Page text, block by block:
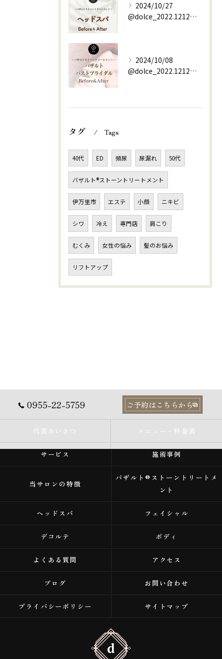
2024/10/27
@dolce_2022.1212⇚他の投稿はこちらから
2024/10/08
@dolce_2022.1212⇚他の投稿はこちらから
タグ Tags
40代 ED 頻尿 尿漏れ 50代
バザルト®ストーントリートメント
伊万里市 エステ 小顔 ニキビ
シワ 冷え 専門店 肩こり
むくみ 女性の悩み 髪のお悩み
リフトアップ
0955-22-5759 ご予約はこちらから
代表あいさつ メニュー・料金表
サービス 施術事例
当サロンの特徴
バザルト®ストーントリートメ
ント
ヘッドスパ フェイシャル
デコルテ ボディ
よくある質問 アクセス
ブログ お問い合わせ
プライバシーポリシー サイトマップ